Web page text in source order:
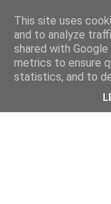
This site uses
and to analyze
shared with
metrics to ensure
statistics, and to